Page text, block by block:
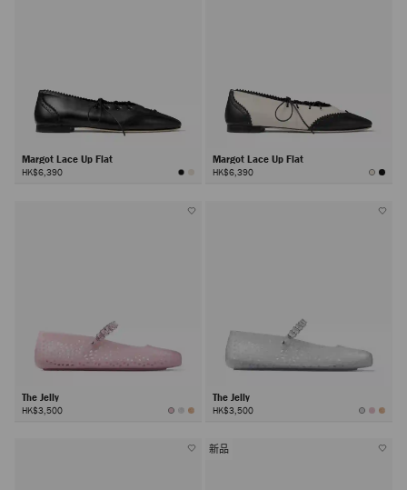
Margot Lace Up Flat
HK$6,390
Margot Lace Up Flat
HK$6,390
The Jelly
HK$3,500
The Jelly
HK$3,500
新品